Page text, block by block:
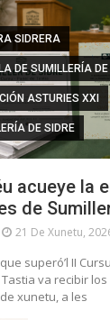
SIDRERA
DE SUMILLERÍA
ASTURIES XXI
DE SIDRE
acueye la
de
21 De Xunetu,
superó’l II
va recibir
xunetu, a les